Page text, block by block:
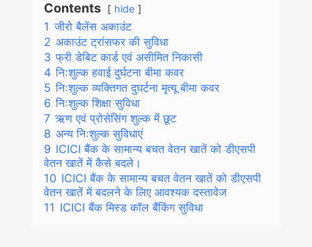
Contents hide
1 जीरो बैलेंस अकाउंट
2 अकाउंट ट्रांसफर की सुविधा
3 फ्री डेबिट कार्ड एवं असीमित निकासी
4 निःशुल्क हवाई दुर्घटना बीमा कवर
5 निःशुल्क व्यक्तिगत दुघर्टना मृत्यू बीमा कवर
6 निःशुल्क शिक्षा सुविधा
7 ऋण एवं प्रोसेसिंग शुल्क में छूट
8 अन्य निःशुल्क सुविधाएं
9 ICICI बैंक के सामान्य बचत वेतन खातें को डीएसपी
वेतन खातें में कैसे बदले।
10 ICICI बैंक के सामान्य बचत वेतन खातें को डीएसपी
वेतन खातें में बदलने के लिए आवश्यक दस्तावेज
11 ICICI बैंक मिस्ड कॉल बैंकिंग सुविधा